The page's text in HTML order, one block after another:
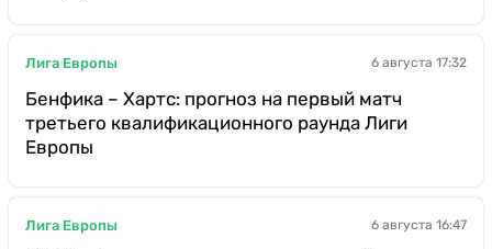
Лига Европы 6 августа 17:32
Бенфика – Хартс: прогноз на первый матч
третьего квалификационного раунда Лиги
Европы
Лига Европы 6 августа 16:47